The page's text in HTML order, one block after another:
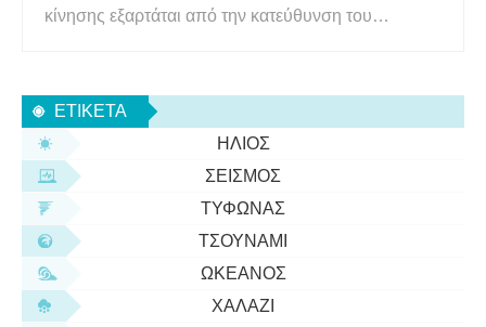
κίνησης εξαρτάται από την κατεύθυνση του
κατεύθυνση του ερεθίσματος. Επιπλέον, η τροπική
κίνηση είναι μια κίνηση ανάπτ
ΕΤΙΚΈΤΑ
ΉΛΙΟΣ
ΣΕΙΣΜΌΣ
ΤΥΦΏΝΑΣ
ΤΣΟΥΝΆΜΙ
ΩΚΕΑΝΌΣ
ΧΑΛΆΖΙ